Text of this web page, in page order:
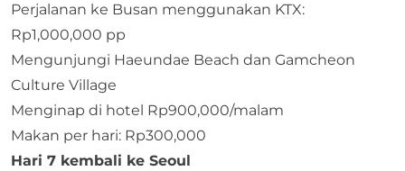
Perjalanan ke Busan menggunakan KTX:
Rp1,000,000 pp
Mengunjungi Haeundae Beach dan Gamcheon
Culture Village
Menginap di hotel Rp900,000/malam
Makan per hari: Rp300,000
Hari 7 kembali ke Seoul